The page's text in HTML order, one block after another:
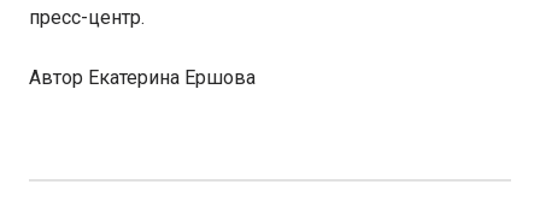
пресс-центр.
Автор Екатерина Ершова